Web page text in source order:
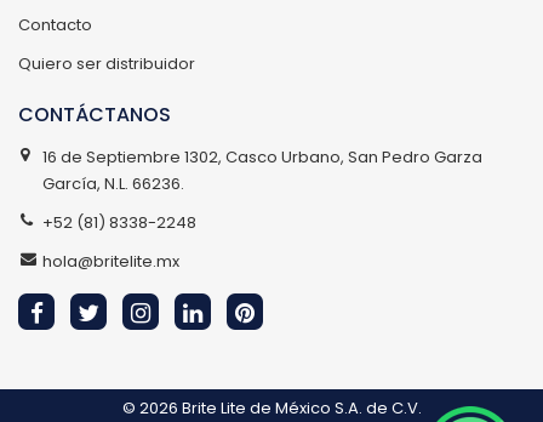
Contacto
Quiero ser distribuidor
CONTÁCTANOS
16 de Septiembre 1302, Casco Urbano, San Pedro Garza
García, N.L. 66236.
+52 (81) 8338-2248
hola@britelite.mx
© 2026 Brite Lite de México S.A. de C.V.